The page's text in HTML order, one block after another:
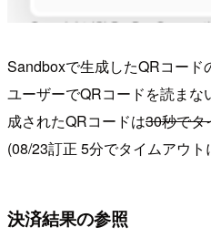
Sandboxで生成したQRコード
ユーザーでQRコードを読ま
成されたQRコードは30秒でタ
(08/23訂正 5分でタイムアウト
決済結果の参照